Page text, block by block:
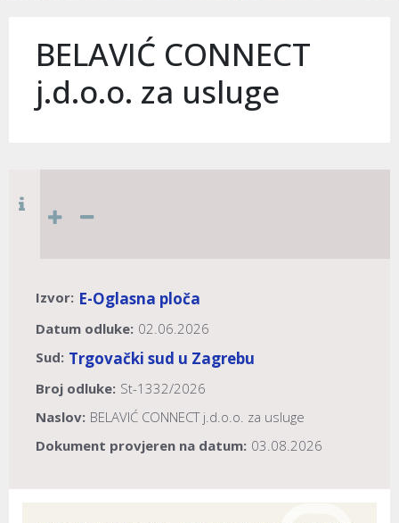
BELAVIĆ CONNECT
j.d.o.o. za usluge
Izvor: E-Oglasna ploča
Datum odluke: 02.06.2026
Sud: Trgovački sud u Zagrebu
Broj odluke: St-1332/2026
Naslov: BELAVIĆ CONNECT j.d.o.o. za usluge
Dokument provjeren na datum: 03.08.2026